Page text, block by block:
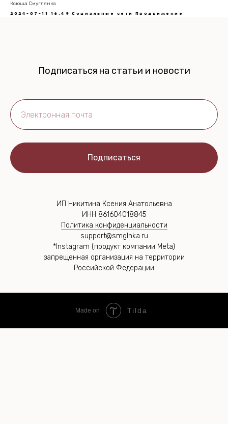
Ксюша Смуглянка
2024-07-11 16:49 Социальные сети Продвижение
Подписаться на статьи и новости
Подписаться
ИП Никитина Ксения Анатольевна
ИНН 861604018845
Политика конфиденциальности
support@smglnka.ru
*Instagram (продукт компании Meta)
запрещенная организация на территории
Российской Федерации
Made on Tilda